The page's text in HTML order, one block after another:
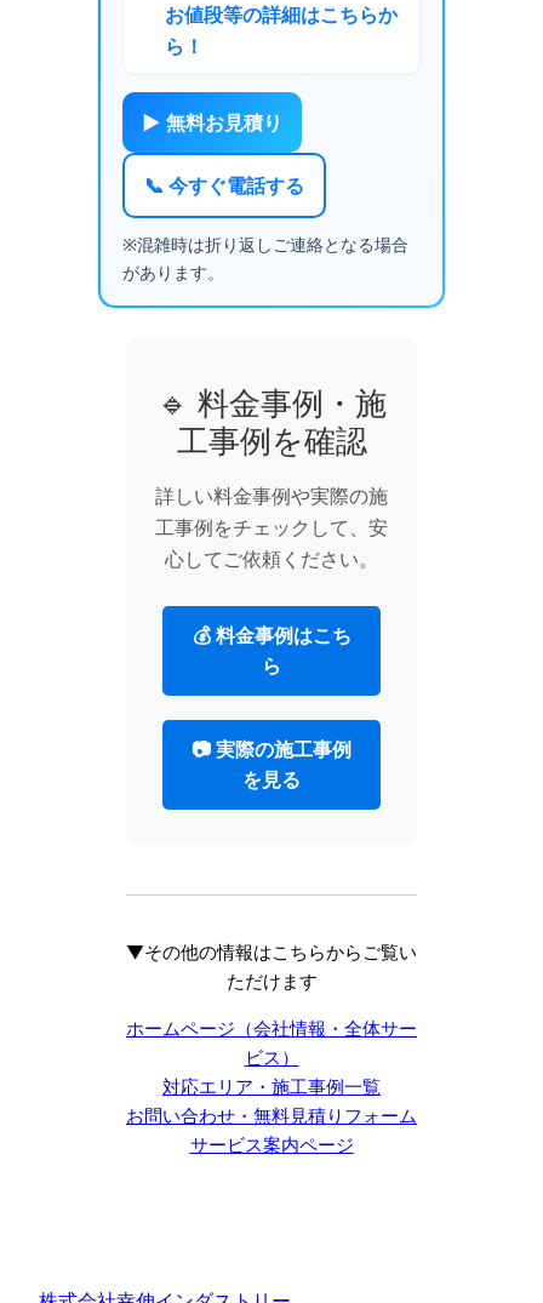
お値段等の詳細はこちらか
ら！
▶ 無料お見積り
📞 今すぐ電話する
※混雑時は折り返しご連絡となる場合
があります。
🔹 料金事例・施
工事例を確認
詳しい料金事例や実際の施
工事例をチェックして、安
心してご依頼ください。
💰 料金事例はこち
ら
📷 実際の施工事例
を見る
▼その他の情報はこちらからご覧い
ただけます
ホームページ（会社情報・全体サー
ビス）
対応エリア・施工事例一覧
お問い合わせ・無料見積りフォーム
サービス案内ページ